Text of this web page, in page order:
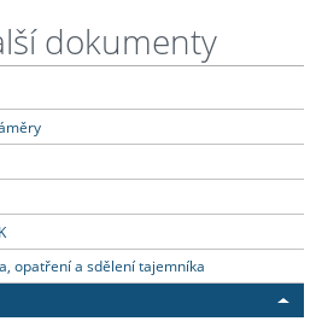
dokumenty
opatření a sdělení tajemníka